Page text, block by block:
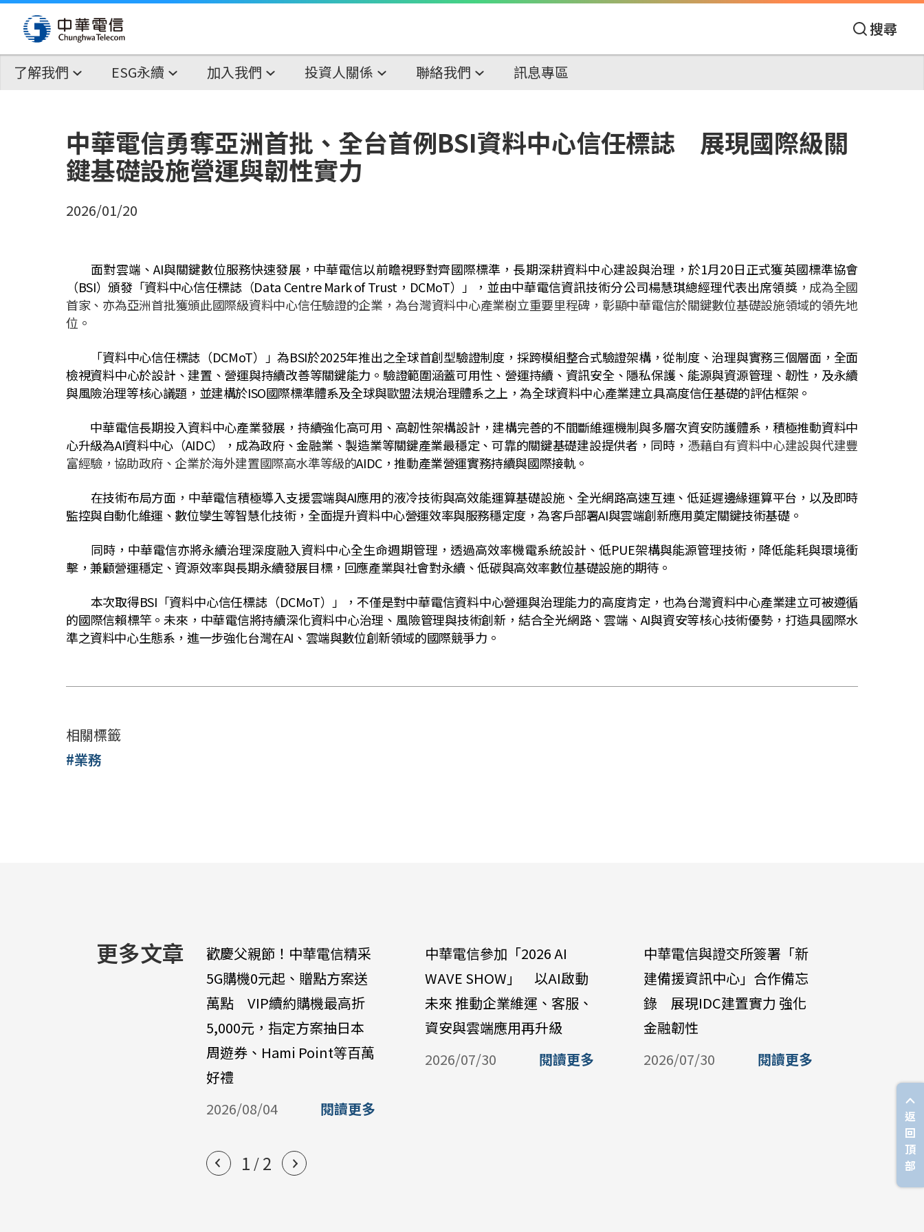
搜尋
了解我們 ESG永續 加入我們 投資人關係 聯絡我們 訊息專區
中華電信勇奪亞洲首批、全台首例BSI資料中心信任標誌 展現國際級關
鍵基礎設施營運與韌性實力
2026/01/20
面對雲端、AI與關鍵數位服務快速發展，中華電信以前瞻視野對齊國際標準，長期深耕資料中心建設與治理，於1月20日正式獲英國標準協會
（BSI）頒發「資料中心信任標誌（Data Centre Mark of Trust ， DCMoT）」， 並由中華電信資訊技術分公司楊慧琪總經理代表出席領獎，成為全國
首家、亦為亞洲首批獲頒此國際級資料中心信任驗證的企業，為台灣資料中心產業樹立重要里程碑，彰顯中華電信於關鍵數位基礎設施領域的領先地
位。
「資料中心信任標誌（DCMoT）」為BSI於2025年推出之全球首創型驗證制度，採跨模組整合式驗證架構，從制度、治理與實務三個層面，全面
檢視資料中心於設計、建置、營運與持續改善等關鍵能力。驗證範圍涵蓋可用性、營運持續、資訊安全、隱私保護、能源與資源管理、韌性，及永續
與風險治理等核心議題，並建構於ISO國際標準體系及全球與歐盟法規治理體系之上，為全球資料中心產業建立具高度信任基礎的評估框架。
中華電信長期投入資料中心產業發展，持續強化高可用、高韌性架構設計，建構完善的不間斷維運機制與多層次資安防護體系，積極推動資料中
心升級為AI資料中心（AIDC），成為政府、金融業、製造業等關鍵產業最穩定、可靠的關鍵基礎建設提供者， 同時， 憑藉自有資料中心建設與代建豐
富經驗，協助政府、企業於海外建置國際高水準等級的AIDC，推動產業營運實務持續與國際接軌。
在技術布局方面，中華電信積極導入支援雲端與AI應用的液冷技術與高效能運算基礎設施、全光網路高速互連、低延遲邊緣運算平台，以及即時
監控與自動化維運、數位孿生等智慧化技術，全面提升資料中心營運效率與服務穩定度，為客戶部署AI與雲端創新應用奠定關鍵技術基礎。
同時，中華電信亦將永續治理深度融入資料中心全生命週期管理，透過高效率機電系統設計、低PUE架構與能源管理技術，降低能耗與環境衝
擊，兼顧營運穩定、資源效率與長期永續發展目標，回應產業與社會對永續、低碳與高效率數位基礎設施的期待。
本次取得BSI 「資料中心信任標誌（DCMoT）」，不僅是對中華電信資料中心營運與治理能力的高度肯定，也為台灣資料中心產業建立可被遵循
的國際信賴標竿。未來，中華電信將持續深化資料中心治理、風險管理與技術創新，結合全光網路、雲端、 AI與資安等核心技術優勢，打造具國際水
準之資料中心生態系，進一步強化台灣在AI 、雲端與數位創新領域的國際競爭力。
相關標籤
#業務
更多文章
歡慶父親節！中華電信精采
5G購機0元起、贈點方案送
萬點 VIP續約購機最高折
5,000元，指定方案抽日本
周遊券、Hami Point等百萬
好禮
2026/08/04
閱讀更多
中華電信參加「2026 AI
WAVE SHOW」 以AI啟動
未來 推動企業維運、客服、
資安與雲端應用再升級
2026/07/30
閱讀更多
中華電信與證交所簽署「新
建備援資訊中心」合作備忘
錄 展現IDC建置實力 強化
金融韌性
2026/07/30
閱讀更多
2026/07/
1 / 2
返
回
頂
部